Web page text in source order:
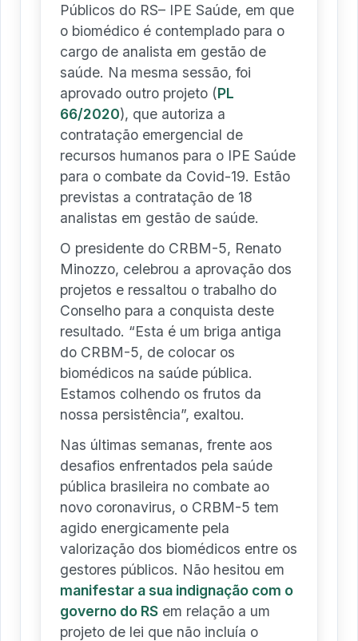
Públicos do RS– IPE Saúde, em que
o biomédico é contemplado para o
cargo de analista em gestão de
saúde. Na mesma sessão, foi
aprovado outro projeto (PL
66/2020), que autoriza a
contratação emergencial de
recursos humanos para o IPE Saúde
para o combate da Covid-19. Estão
previstas a contratação de 18
analistas em gestão de saúde.
O presidente do CRBM-5, Renato
Minozzo, celebrou a aprovação dos
projetos e ressaltou o trabalho do
Conselho para a conquista deste
resultado. “Esta é um briga antiga
do CRBM-5, de colocar os
biomédicos na saúde pública.
Estamos colhendo os frutos da
nossa persistência”, exaltou.
Nas últimas semanas, frente aos
desafios enfrentados pela saúde
pública brasileira no combate ao
novo coronavirus, o CRBM-5 tem
agido energicamente pela
valorização dos biomédicos entre os
gestores públicos. Não hesitou em
manifestar a sua indignação com o
governo do RS em relação a um
projeto de lei que não incluía o